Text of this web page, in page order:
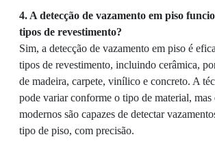
4. A detecção de vazamento em piso
tipos de revestimento?
Sim, a detecção de vazamento em piso é
tipos de revestimento, incluindo cerâmica,
de madeira, carpete, vinílico e concreto. A
pode variar conforme o tipo de material, mas
modernos são capazes de detectar
tipo de piso, com precisão.